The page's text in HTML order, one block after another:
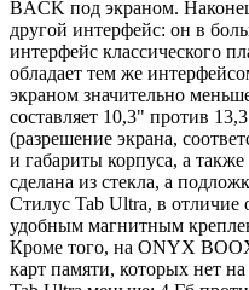
BACK под экраном.
другой интерфейс: он в
интерфейс классического
обладает тем же
экраном значительно
составляет 10,3" против
(разрешение экрана,
и габариты корпуса, а
сделана из стекла, а
Стилус Tab Ultra, в отличие
удобным магнитным
Кроме того, на ONYX
карт памяти, которых нет